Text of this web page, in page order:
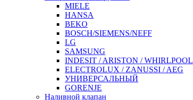
MIELE
HANSA
BEKO
BOSCH/SIEMENS/NEFF
LG
SAMSUNG
INDESIT / ARISTON / WHIRLPOOL
ELECTROLUX / ZANUSSI / AEG
УНИВЕРСАЛЬНЫЙ
GORENJE
Наливной клапан